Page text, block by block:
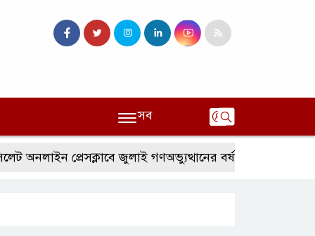
সব
প্রেসক্লাবে জুলাই গণঅভ্যুত্থানের বর্ষপূর্তি ও এটিএম তুরাব